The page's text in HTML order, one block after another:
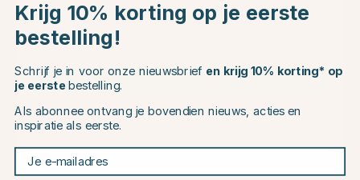
Over het Merk
Productbeoordelingen
Dit vind je misschien ook leuk
EU
Krijg 10% korting op je eerste
bestelling!
Schrijf je in voor onze nieuwsbrief en krijg 10% korting* op
je eerstebestelling.
Als abonnee ontvang je bovendien nieuws, acties en
inspiratie als eerste.
Je e-mailadres